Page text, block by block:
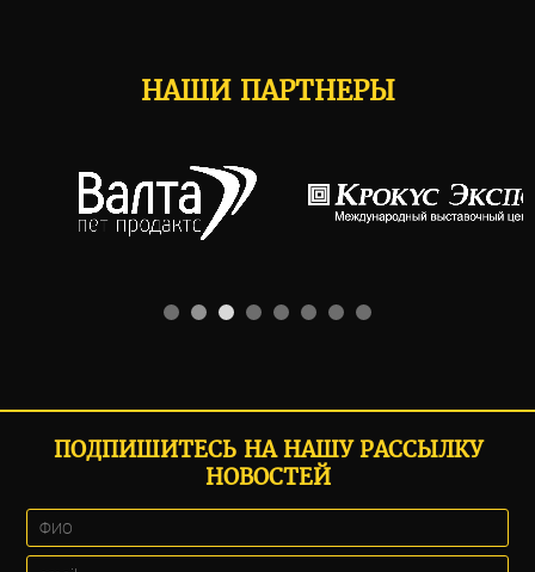
НАШИ ПАРТНЕРЫ
ПОДПИШИТЕСЬ НА НАШУ РАССЫЛКУ
НОВОСТЕЙ